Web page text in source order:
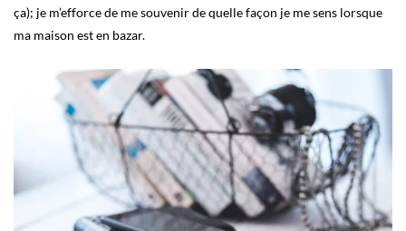
ça); je m’efforce de me souvenir de quelle façon je me sens lorsque
ma maison est en bazar.